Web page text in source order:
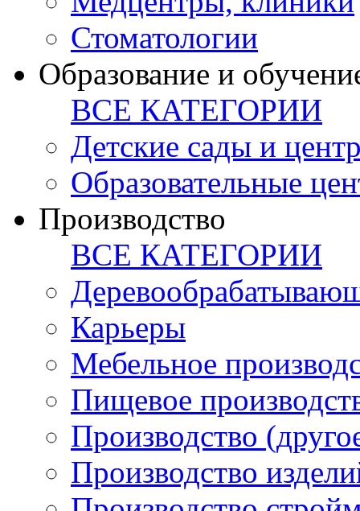
Стоматологии
Образование и
ВСЕ КАТЕГОРИИ
Детские сады и
Образовательные
Производство
ВСЕ КАТЕГОРИИ
Карьеры
Мебельное
Пищевое
Производство
Производство